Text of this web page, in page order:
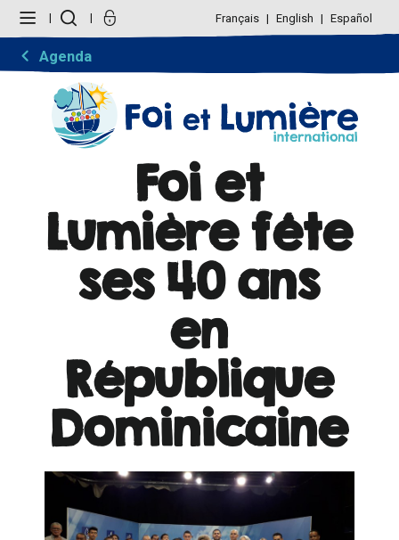
contenu.
navigation
personnels
Français English Español
Agenda
Foi et
Lumière fête
ses 40 ans
en
République
Dominicaine